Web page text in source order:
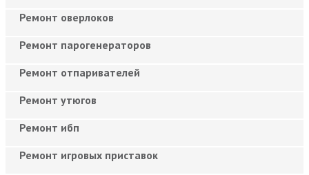
Ремонт оверлоков
Ремонт парогенераторов
Ремонт отпаривателей
Ремонт утюгов
Ремонт ибп
Ремонт игровых приставок